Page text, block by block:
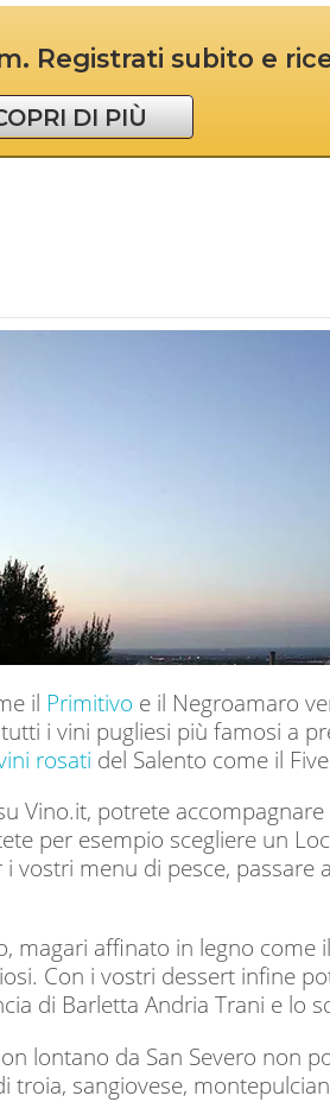
Registrati subito e
DI PIÙ
il Primitivo e il Negroamaro
i vini pugliesi più famosi a
rosati del Salento come il
Vino.it, potrete
per esempio scegliere un
vostri menu di pesce, passare
magari affinato in legno come
Con i vostri dessert infine
di Barletta Andria Trani e lo
lontano da San Severo non
troia, sangiovese,